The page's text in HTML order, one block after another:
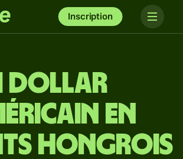
Inscription
dollar
en
hongrois